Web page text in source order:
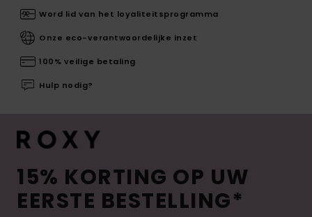
Word lid van het loyaliteitsprogramma
Onze eco-verantwoordelijke inzet
100% veilige betaling
Hulp nodig?
15% KORTING OP UW
EERSTE BESTELLING*